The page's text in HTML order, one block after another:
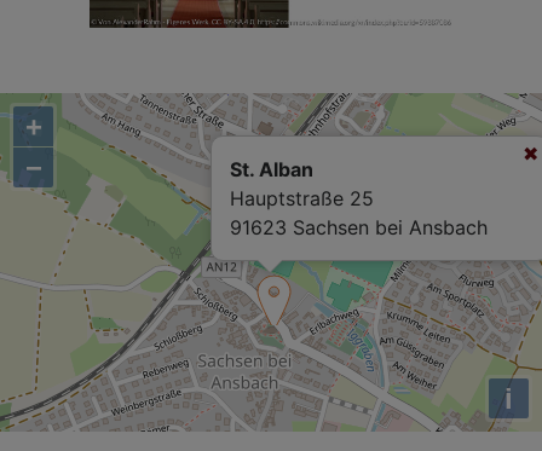
St. Alban
Hauptstraße 25
91623 Sachsen bei Ansbach
+
−
i